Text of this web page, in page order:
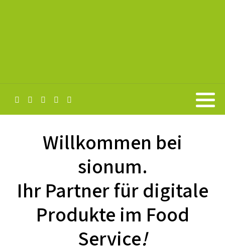
Willkommen bei
sionum.
Ihr Partner für digitale
Produkte im Food
Service!